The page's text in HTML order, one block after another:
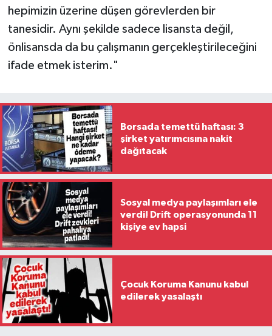
hepimizin üzerine düşen görevlerden bir
tanesidir. Aynı şekilde sadece lisansta değil,
önlisansda da bu çalışmanın gerçekleştirileceğini
ifade etmek isterim."
Borsada temettü haftası: 3
şirket yatırımcısına nakit
dağıtacak
Sosyal medya paylaşımları ele
verdi! Drift operasyonunda 11
kişiye ev hapsi
Çocuk Koruma Kanunu kabul
edilerek yasalaştı